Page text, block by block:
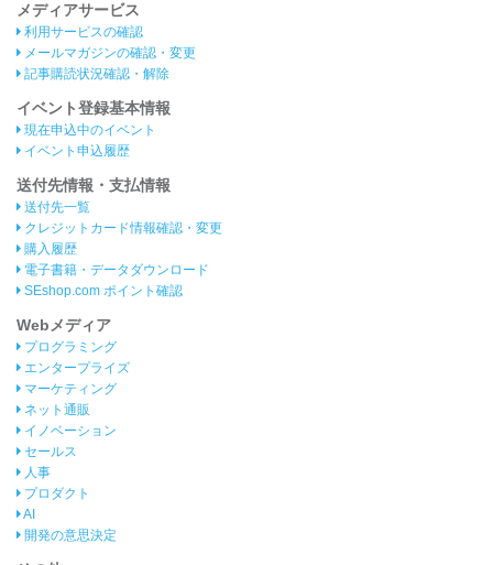
メディアサービス
利用サービスの確認
メールマガジンの確認・変更
記事購読状況確認・解除
イベント登録基本情報
現在申込中のイベント
イベント申込履歴
送付先情報・支払情報
送付先一覧
クレジットカード情報確認・変更
購入履歴
電子書籍・データダウンロード
SEshop.com ポイント確認
Webメディア
プログラミング
エンタープライズ
マーケティング
ネット通販
イノベーション
セールス
人事
プロダクト
AI
開発の意思決定